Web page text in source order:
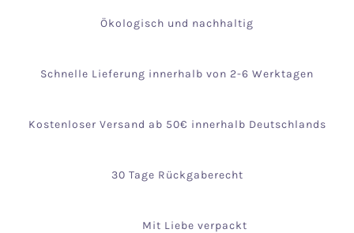
Ökologisch und nachhaltig
Schnelle Lieferung innerhalb von 2-6 Werktagen
Kostenloser Versand ab 50€ innerhalb Deutschlands
30 Tage Rückgaberecht
Mit Liebe verpackt